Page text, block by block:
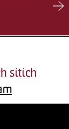
sítích